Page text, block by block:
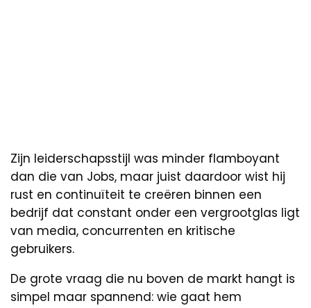
Zijn leiderschapsstijl was minder flamboyant
dan die van Jobs, maar juist daardoor wist hij
rust en continuïteit te creëren binnen een
bedrijf dat constant onder een vergrootglas ligt
van media, concurrenten en kritische
gebruikers.
De grote vraag die nu boven de markt hangt is
simpel maar spannend: wie gaat hem